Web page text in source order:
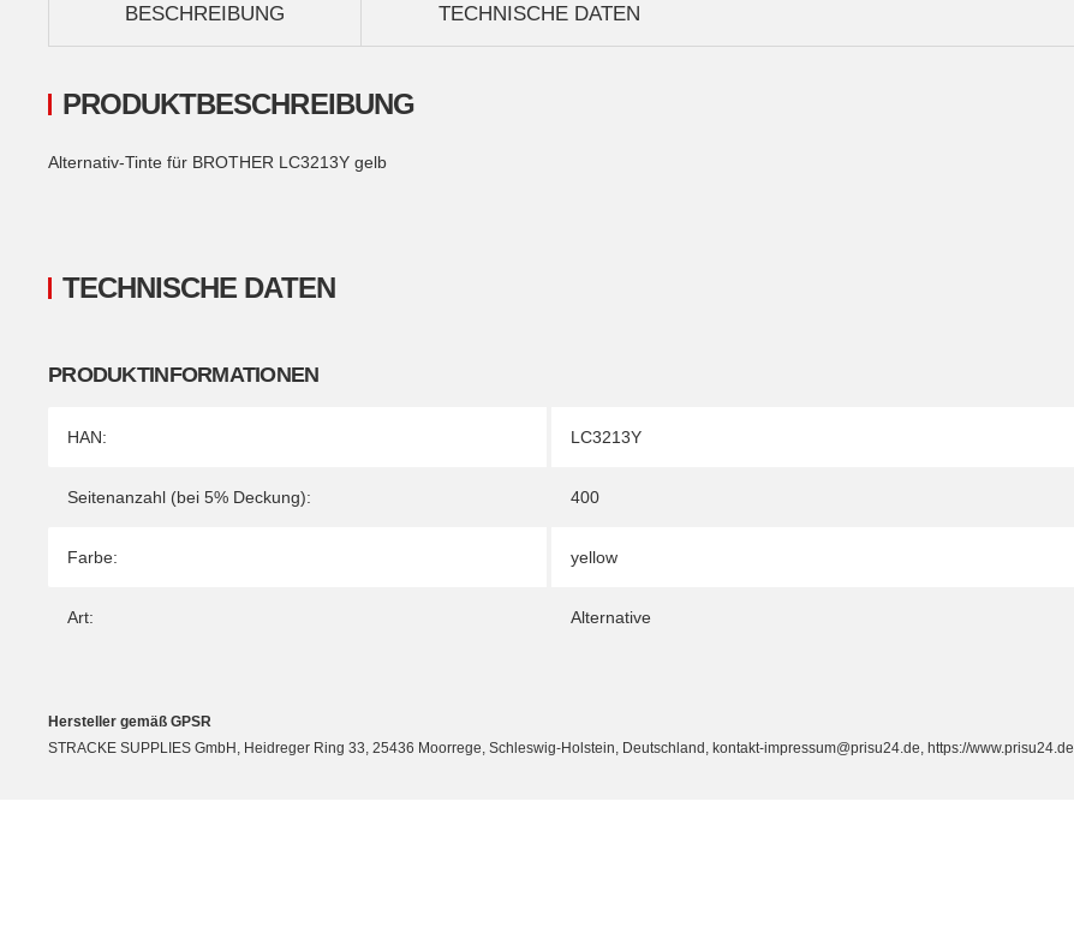
TECHNISCHE DATEN
BESCHREIBUNG
TECHNISCHE DATEN
PRODUKTINFORMATIONEN
Produkteigenschaft
Wert
HAN: LC3213Y
Seitenanzahl (bei 5% Deckung): 400
Farbe: yellow
Art: Alternative
PRODUKTBESCHREIBUNG
Alternativ-Tinte für BROTHER LC3213Y gelb
Hersteller gemäß GPSR
STRACKE SUPPLIES GmbH, Heidreger Ring 33, 25436 Moorrege, Schleswig-Holstein, Deutschland, kontakt-impressum@prisu24.de, https://www.prisu24.de